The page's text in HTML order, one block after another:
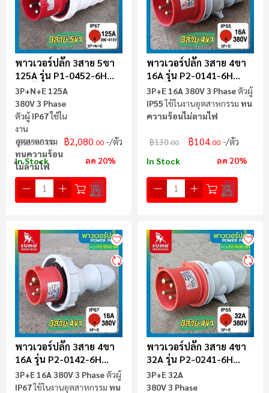
พาวเวอร์ปลั๊ก 3สาย 5ขา
125A รุ่น P1-0452-6H
(ตัวผู้) SUMO
3P+N+E 125A
380V 3 Phase
ตัวผู้IP67ใช้ใน
งาน
อุตสาหกรรม
ทนความร้อน
ไม่ลามไฟ
฿2,600.00 ฿2,080.00 /ตัว
In Stock ลด 20%
พาวเวอร์ปลั๊ก 3สาย 4ขา
16A รุ่น P2-0141-6H
(ตัวผู้) SUMO
3P+E 16A 380V 3 Phaseตัวผู้
IP55ใช้ในงานอุตสาหกรรม ทน
ความร้อนไม่ลามไฟ
฿130.00 ฿104.00 /ตัว
In Stock ลด 20%
พาวเวอร์ปลั๊ก 3สาย 4ขา
16A รุ่น P2-0142-6H
(ตัวผู้) SUMO
3P+E 16A 380V 3 Phaseตัวผู้
IP67ใช้ในงานอุตสาหกรรม ทน
พาวเวอร์ปลั๊ก 3สาย 4ขา
32A รุ่น P2-0241-6H
(ตัวผู้) SUMO
3P+E 32A
380V 3 Phase